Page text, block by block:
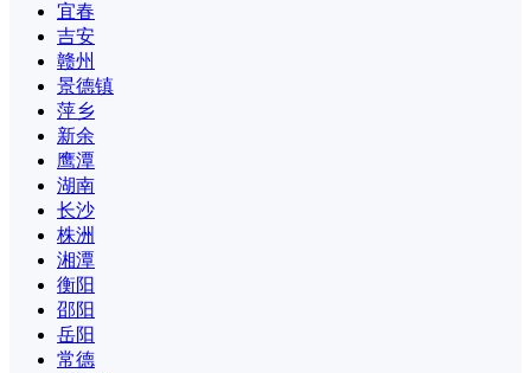
宜春
吉安
赣州
景德镇
萍乡
新余
鹰潭
湖南
长沙
株洲
湘潭
衡阳
邵阳
岳阳
常德